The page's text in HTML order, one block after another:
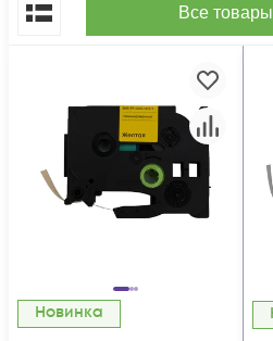
Все товары
По популярности
Новинка